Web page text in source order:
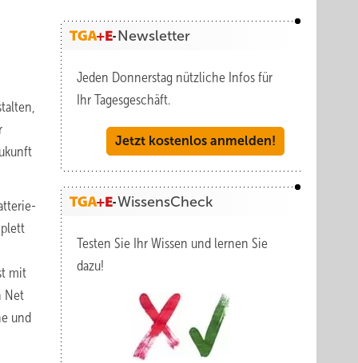
mit
Net
und
Newsletter
Jeden Donnerstag nützliche Infos für
Ihr Tagesgeschäft.
Jetzt kostenlos anmelden!
WissensCheck
Testen Sie Ihr Wissen und lernen Sie
dazu!